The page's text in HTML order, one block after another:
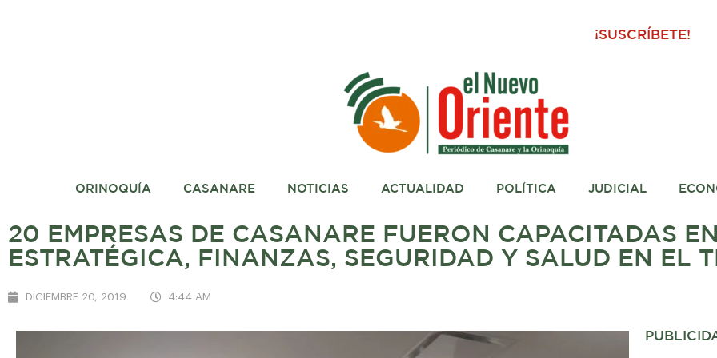
¡SUSCRÍBETE!
ORINOQUÍA CASANARE NOTICIAS ACTUALIDAD POLÍTICA JUDICIAL
20 EMPRESAS DE CASANARE FUERON CAPACITADAS
ESTRATÉGICA, FINANZAS, SEGURIDAD Y SALUD EN EL
DICIEMBRE 20, 2019 4:44 AM